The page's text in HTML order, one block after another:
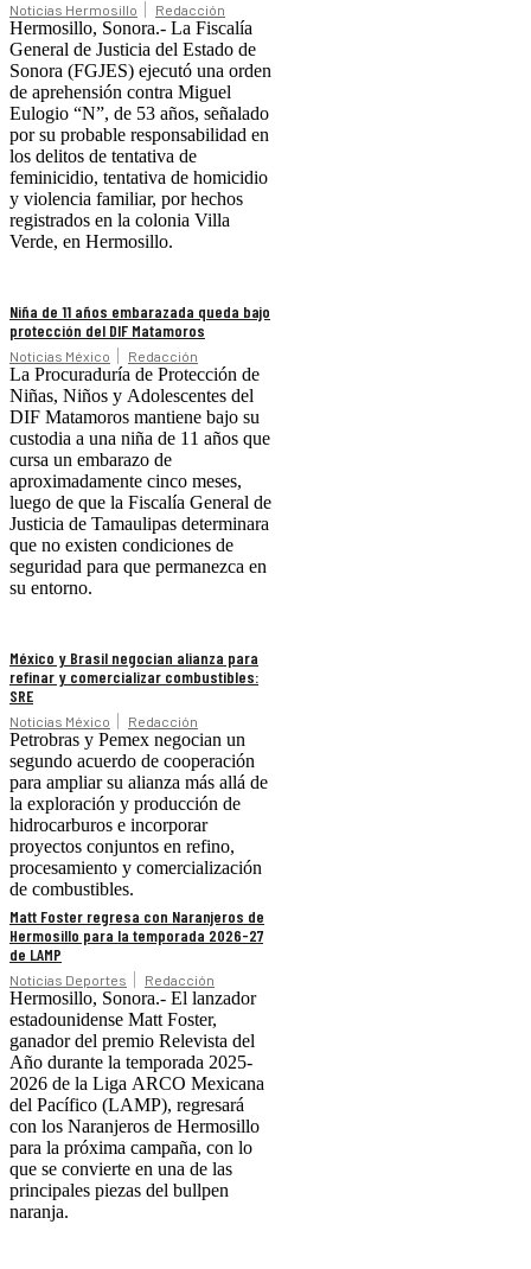
Noticias Hermosillo Redacción
Hermosillo, Sonora.- La Fiscalía
General de Justicia del Estado de
Sonora (FGJES) ejecutó una orden
de aprehensión contra Miguel
Eulogio “N”, de 53 años, señalado
por su probable responsabilidad en
los delitos de tentativa de
feminicidio, tentativa de homicidio
y violencia familiar, por hechos
registrados en la colonia Villa
Verde, en Hermosillo.
Niña de 11 años embarazada queda bajo
protección del DIF Matamoros
Noticias México Redacción
La Procuraduría de Protección de
Niñas, Niños y Adolescentes del
DIF Matamoros mantiene bajo su
custodia a una niña de 11 años que
cursa un embarazo de
aproximadamente cinco meses,
luego de que la Fiscalía General de
Justicia de Tamaulipas determinara
que no existen condiciones de
seguridad para que permanezca en
su entorno.
México y Brasil negocian alianza para
refinar y comercializar combustibles:
SRE
Noticias México Redacción
Petrobras y Pemex negocian un
segundo acuerdo de cooperación
para ampliar su alianza más allá de
la exploración y producción de
hidrocarburos e incorporar
proyectos conjuntos en refino,
procesamiento y comercialización
de combustibles.
Matt Foster regresa con Naranjeros de
Hermosillo para la temporada 2026-27
de LAMP
Noticias Deportes Redacción
Hermosillo, Sonora.- El lanzador
estadounidense Matt Foster,
ganador del premio Relevista del
Año durante la temporada 2025-
2026 de la Liga ARCO Mexicana
del Pacífico (LAMP), regresará
con los Naranjeros de Hermosillo
para la próxima campaña, con lo
que se convierte en una de las
principales piezas del bullpen
naranja.